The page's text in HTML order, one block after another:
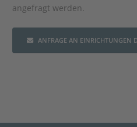
angefragt werden.
ANFRAGE AN EINRICHTUNGEN